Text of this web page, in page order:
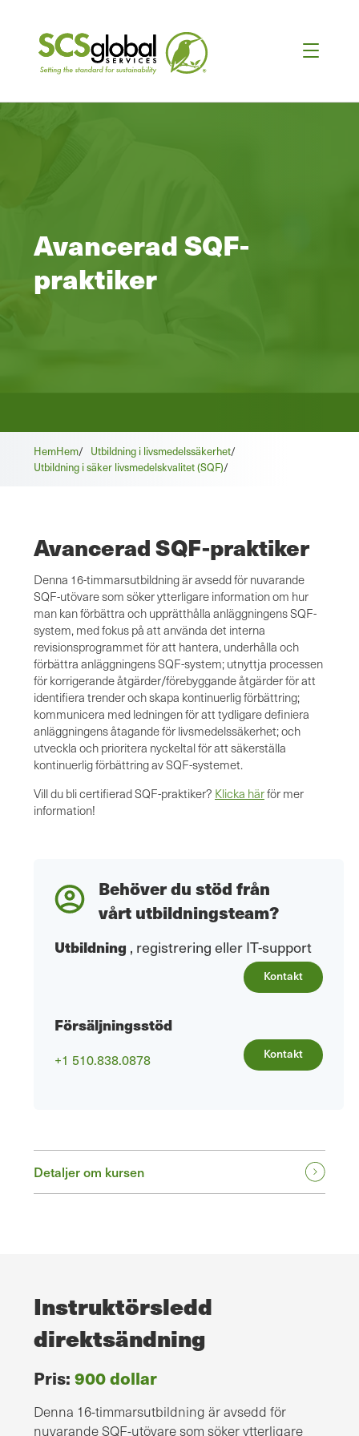
Avancerad SQF-
praktiker
Hem /
Hem Utbildning i livsmedelssäkerhet/
Utbildning i säker livsmedelskvalitet (SQF)/
Avancerad SQF-praktiker
Denna 16-timmarsutbildning är avsedd för nuvarande
SQF-utövare som söker ytterligare information om hur
man kan förbättra och upprätthålla anläggningens SQF-
system, med fokus på att använda det interna
revisionsprogrammet för att hantera, underhålla och
förbättra anläggningens SQF-system; utnyttja processen
för korrigerande åtgärder/förebyggande åtgärder för att
identifiera trender och skapa kontinuerlig förbättring;
kommunicera med ledningen för att tydligare definiera
anläggningens åtagande för livsmedelssäkerhet; och
utveckla och prioritera nyckeltal för att säkerställa
kontinuerlig förbättring av SQF-systemet.
Vill du bli certifierad SQF-praktiker? Klicka härför mer
information!
Behöver du stöd från
vårt utbildningsteam?
Utbildning , registrering eller IT-support
Kontakt
Försäljningsstöd
+1 510.838.0878 Kontakt
Detaljer om kursen
Instruktörsledd
direktsändning
Pris:900 dollar
Denna 16-timmarsutbildning är avsedd för
nuvarande SQF-utövare som söker ytterligare